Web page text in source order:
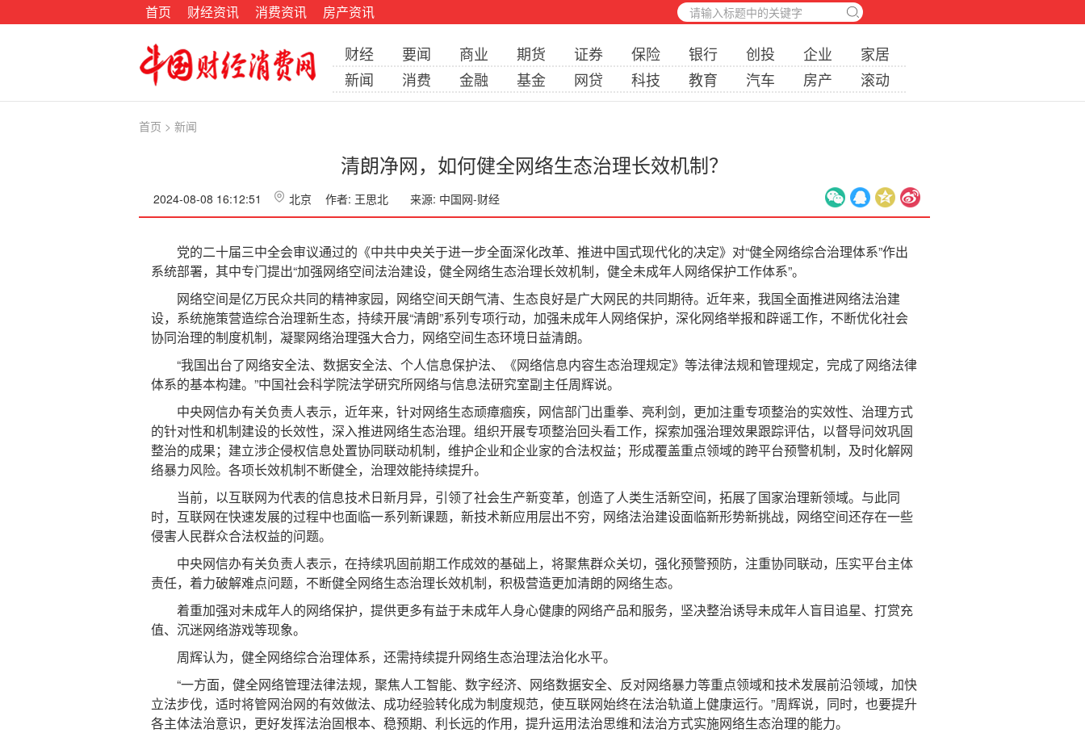
首页 财经资讯 消费资讯 房产资讯
财经 要闻 商业 期货 证券 保险 银行 创投 企业
家居
新闻
消费 金融 基金 网贷 科技 教育 汽车 房产 滚动
首页 > 新闻
清朗净网，如何健全网络生态治理长效机制？
2024-08-08 16:12:51 北京 作者: 王思北 来源: 中国网-财经
党的二十届三中全会审议通过的《中共中央关于进一步全面深化改革、推进中国式现代化的决定》对“健全网络综合治理体系”作出
系统部署，其中专门提出“加强网络空间法治建设，健全网络生态治理长效机制，健全未成年人网络保护工作体系”。
网络空间是亿万民众共同的精神家园，网络空间天朗气清、生态良好是广大网民的共同期待。近年来，我国全面推进网络法治建
设，系统施策营造综合治理新生态，持续开展“清朗”系列专项行动，加强未成年人网络保护，深化网络举报和辟谣工作，不断优化社会
协同治理的制度机制，凝聚网络治理强大合力，网络空间生态环境日益清朗。
“我国出台了网络安全法、数据安全法、个人信息保护法、《网络信息内容生态治理规定》等法律法规和管理规定，完成了网络法律
体系的基本构建。”中国社会科学院法学研究所网络与信息法研究室副主任周辉说。
中央网信办有关负责人表示，近年来，针对网络生态顽瘴痼疾，网信部门出重拳、亮利剑，更加注重专项整治的实效性、治理方式
的针对性和机制建设的长效性，深入推进网络生态治理。组织开展专项整治回头看工作，探索加强治理效果跟踪评估，以督导问效巩固
整治的成果；建立涉企侵权信息处置协同联动机制，维护企业和企业家的合法权益；形成覆盖重点领域的跨平台预警机制，及时化解网
络暴力风险。各项长效机制不断健全，治理效能持续提升。
当前，以互联网为代表的信息技术日新月异，引领了社会生产新变革，创造了人类生活新空间，拓展了国家治理新领域。与此同
时，互联网在快速发展的过程中也面临一系列新课题，新技术新应用层出不穷，网络法治建设面临新形势新挑战，网络空间还存在一些
侵害人民群众合法权益的问题。
中央网信办有关负责人表示，在持续巩固前期工作成效的基础上，将聚焦群众关切，强化预警预防，注重协同联动，压实平台主体
责任，着力破解难点问题，不断健全网络生态治理长效机制，积极营造更加清朗的网络生态。
着重加强对未成年人的网络保护，提供更多有益于未成年人身心健康的网络产品和服务，坚决整治诱导未成年人盲目追星、打赏充
值、沉迷网络游戏等现象。
周辉认为，健全网络综合治理体系，还需持续提升网络生态治理法治化水平。
“一方面，健全网络管理法律法规，聚焦人工智能、数字经济、网络数据安全、反对网络暴力等重点领域和技术发展前沿领域，加快
立法步伐，适时将管网治网的有效做法、成功经验转化成为制度规范，使互联网始终在法治轨道上健康运行。”周辉说，同时，也要提升
各主体法治意识，更好发挥法治固根本、稳预期、利长远的作用，提升运用法治思维和法治方式实施网络生态治理的能力。